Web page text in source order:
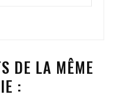
DE LA MÊME
: